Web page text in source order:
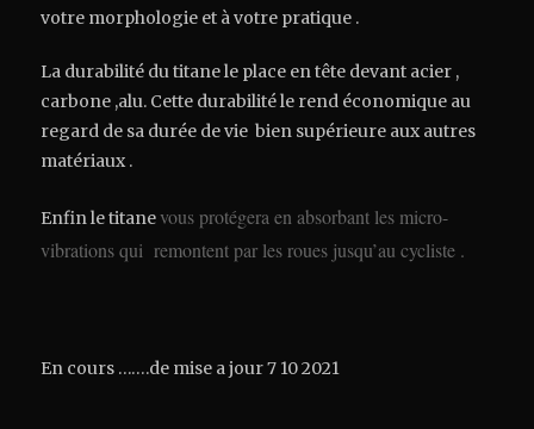
votre morphologie et à votre pratique .
La durabilité du titane le place en tête devant acier ,
carbone ,alu. Cette durabilité le rend économique au
regard de sa durée de vie bien supérieure aux autres
matériaux .
Enfin le titanevous protégera en absorbant les micro-
vibrations qui remontent par les roues jusqu’au cycliste .
En cours …….de mise a jour 7 10 2021